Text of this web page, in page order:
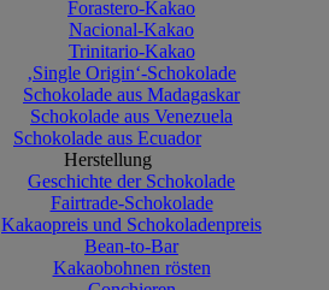
Forastero-Kakao
Nacional-Kakao
Trinitario-Kakao
‚Single Origin‘-Schokolade
Schokolade aus Madagaskar
Schokolade aus Venezuela
Schokolade aus Ecuador
Herstellung
Geschichte der Schokolade
Fairtrade-Schokolade
Kakaopreis und Schokoladenpreis
Bean-to-Bar
Kakaobohnen rösten